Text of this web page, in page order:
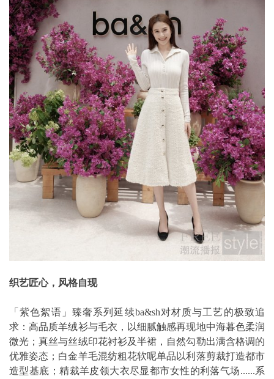
织艺匠心，风格自现
「紫色絮语」臻奢系列延续ba&sh对材质与工艺的极致追
求：高品质羊绒衫与毛衣，以细腻触感再现地中海暮色柔润
微光；真丝与丝绒印花衬衫及半裙，自然勾勒出满含格调的
优雅姿态；白金羊毛混纺粗花软呢单品以利落剪裁打造都市
造型基底；精裁羊皮领大衣尽显都市女性的利落气场......系